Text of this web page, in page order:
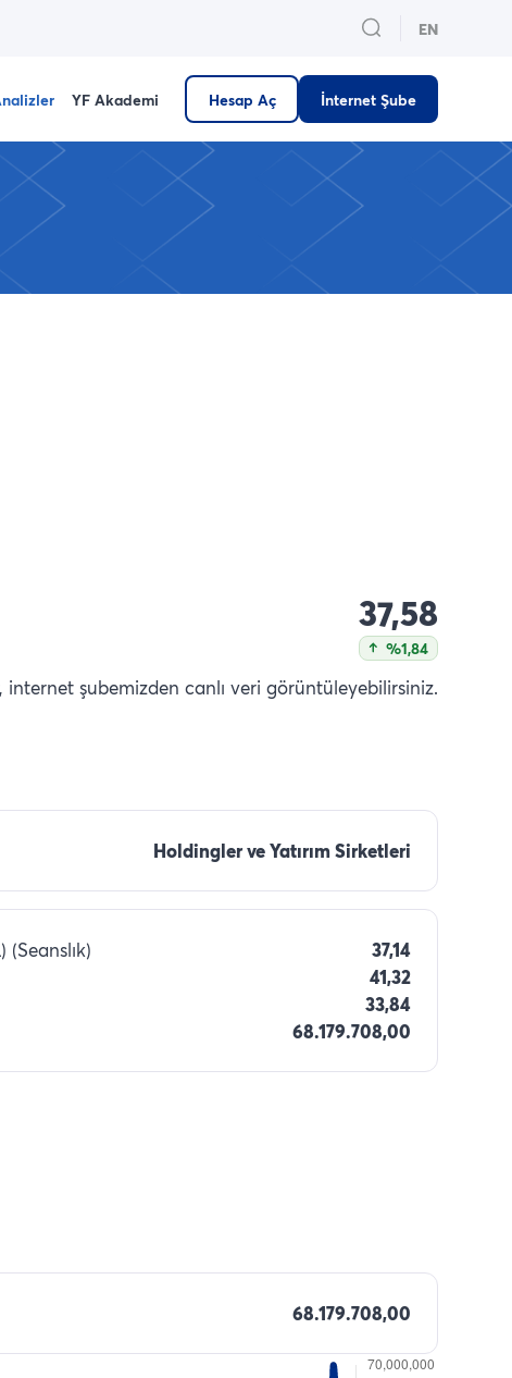
EN
YF Akademi Hesap Aç İnternet Şube
37,58
%1,84
internet şubemizden canlı veri görüntüleyebilirsiniz.
Holdingler ve Yatırım Sirketleri
(Seanslık)
37,14
41,32
33,84
68.179.708,00
68.179.708,00